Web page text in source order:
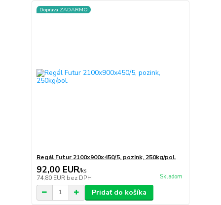
Doprava ZADARMO
Regál Futur 2100x900x450/5, pozink, 250kg/pol.
92,00 EUR/ks
74,80 EUR bez DPH Skladom
Pridať do košíka